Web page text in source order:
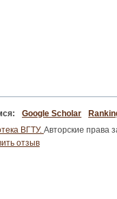
Google Scholar
ВГТУ. Авторские права
отзыв